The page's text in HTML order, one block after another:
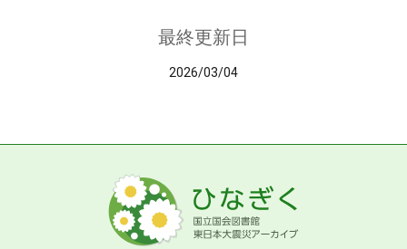
最終更新日
2026/03/04